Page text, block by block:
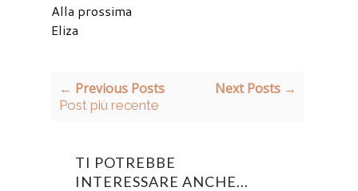
Alla prossima
Eliza
← Previous Posts
Post più recente
Next Posts →
TI POTREBBE
INTERESSARE ANCHE...